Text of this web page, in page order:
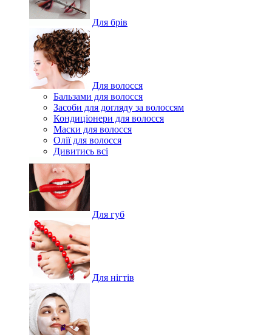
Для брів
Для волосся
Бальзами для волосся
Засоби для догляду за волоссям
Кондиціонери для волосся
Маски для волосся
Олії для волосся
Дивитись всі
Для губ
Для нігтів